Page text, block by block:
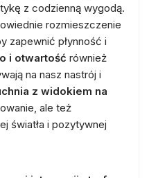
z codzienną wygodą.
rozmieszczenie
zapewnić płynność i
i otwartość również
na nasz nastrój i
z widokiem na
ale też
światła i pozytywnej